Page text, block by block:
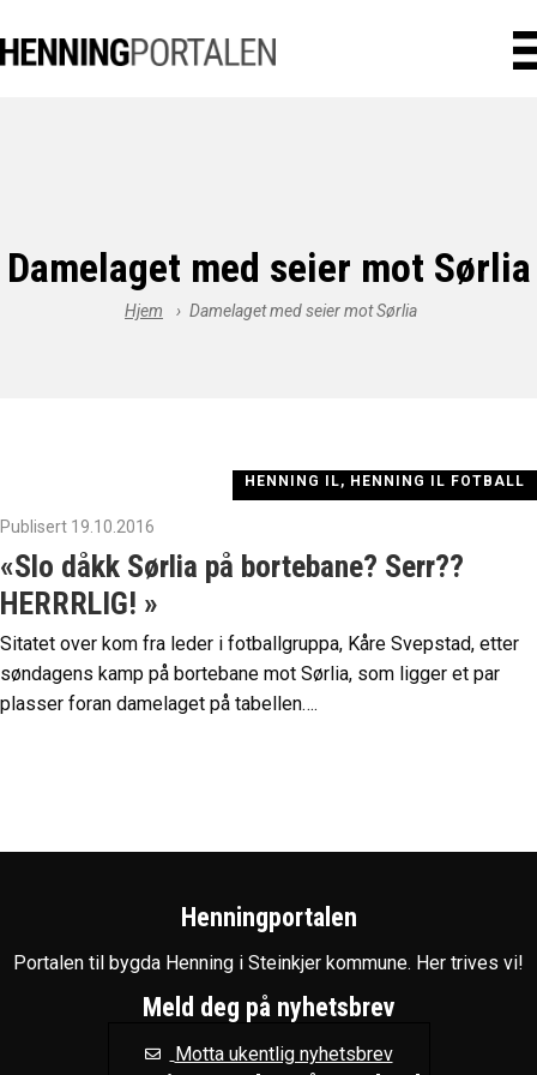
Damelaget med seier mot Sørlia
Hjem › Damelaget med seier mot Sørlia
HENNING IL, HENNING IL FOTBALL
Publisert 19.10.2016
«Slo dåkk Sørlia på bortebane? Serr??
HERRRLIG! »
Sitatet over kom fra leder i fotballgruppa, Kåre Svepstad, etter
søndagens kamp på bortebane mot Sørlia, som ligger et par
plasser foran damelaget på tabellen….
Henningportalen
Portalen til bygda Henning i Steinkjer kommune. Her trives vi!
Meld deg på nyhetsbrev
Motta ukentlig nyhetsbrev